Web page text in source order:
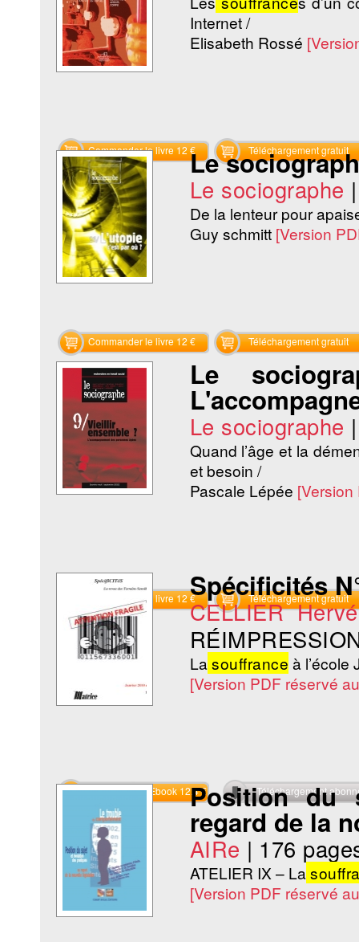
Internet /
Elisabeth Rossé
Commander le livre 12 € Téléchargement gratuit
Le
Le sociographe
De la lenteur pour
Guy schmitt [Version
Commander le livre 12 € Téléchargement gratuit
Le
Le sociographe
Quand l’âge et la
et besoin /
Pascale Lépée
Commander le livre 12 € Téléchargement gratuit
Spécificités
CELLIER Hervé
Lasouffrance à l’école
[Version PDF réservé
Commander l'Ebook 12.4 € Téléchargement
Position du
regard de la
AIRe | 176
ATELIER IX – La
[Version PDF réservé